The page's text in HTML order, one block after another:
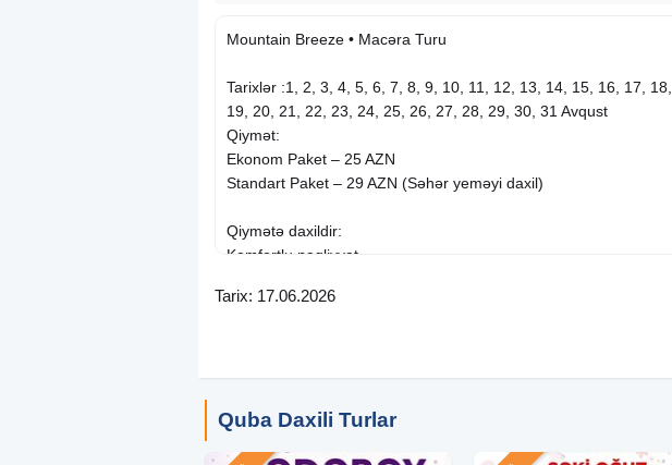
Mountain Breeze • Macəra Turu
Tarixlər :1, 2, 3, 4, 5, 6, 7, 8, 9, 10, 11, 12, 13, 14, 15, 16, 17, 18,
19, 20, 21, 22, 23, 24, 25, 26, 27, 28, 29, 30, 31 Avqust
Qiymət:
Ekonom Paket – 25 AZN
Standart Paket – 29 AZN (Səhər yeməyi daxil)
Qiymətə daxildir:
Komfortlu nəqliyyat
Gəzintilər
Yolboyu əyləncəli oyunlar
Gəzintilər:
Tarix: 17.06.2026
Quba Daxili Turlar